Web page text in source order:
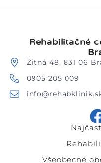
Rehabilitačné
Žitná 48, 831 06
0905 205 009
Všeobecné